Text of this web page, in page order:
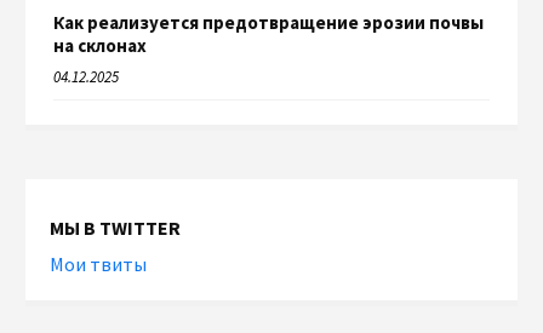
Как реализуется предотвращение эрозии почвы
на склонах
04.12.2025
МЫ В TWITTER
Мои твиты